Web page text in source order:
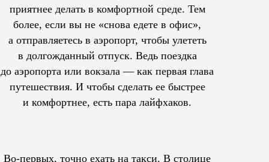
приятнее делать в комфортной среде. Тем
более, если вы не «снова едете в офис»,
а отправляетесь в аэропорт, чтобы улететь
в долгожданный отпуск. Ведь поездка
до аэропорта или вокзала — как первая глава
путешествия. И чтобы сделать ее быстрее
и комфортнее, есть пара лайфхаков.
Во-первых, точно ехать на такси. В столице